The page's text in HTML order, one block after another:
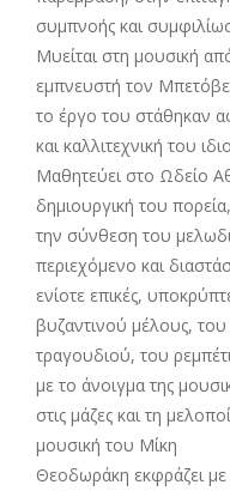
συμπνοής και
Μυείται στη μουσική
εμπνευστή τον
το έργο του στάθηκαν
και καλλιτεχνική του
Μαθητεύει στο Ωδείο
δημιουργική του
την σύνθεση του
περιεχόμενο και
ενίοτε επικές,
βυζαντινού μέλους,
τραγουδιού, του
με το άνοιγμα της
στις μάζες και τη
μουσική του Μίκη
Θεοδωράκη εκφράζει